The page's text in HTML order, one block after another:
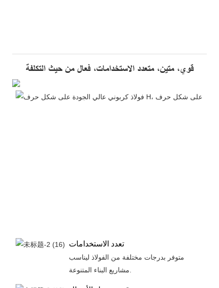
قوي، متين، متعدد الاستخدامات، فعال من حيث التكلفة
تعدد الاستخدامات
متوفر بدرجات مختلفة من الفولاذ ليناسب